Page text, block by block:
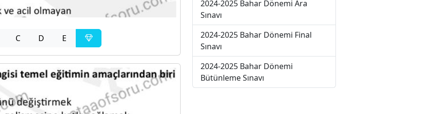
C D E
2024-2025 Bahar Dönemi Ara
Sınavı
2024-2025 Bahar Dönemi Final
Sınavı
2024-2025 Bahar Dönemi
Bütünleme Sınavı